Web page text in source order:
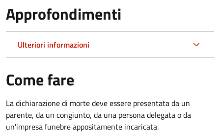
Approfondimenti
Ulteriori informazioni
Come fare
La dichiarazione di morte deve essere presentata da un
parente, da un congiunto, da una persona delegata o da
un'impresa funebre appositamente incaricata.